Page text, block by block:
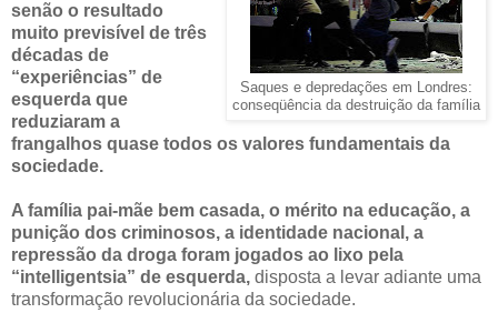
Saques e depredações em Londres:
conseqüência da destruição da família
senão o resultado
muito previsível de três
décadas de
“experiências” de
esquerda que
reduziaram a
frangalhos quase todos os valores fundamentais da
sociedade.
A família pai-mãe bem casada, o mérito na educação, a
punição dos criminosos, a identidade nacional, a
repressão da droga foram jogados ao lixo pela
“intelligentsia” de esquerda, disposta a levar adiante uma
transformação revolucionária da sociedade.